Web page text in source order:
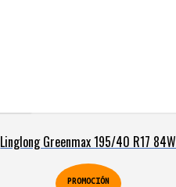
Linglong Greenmax 195/40 R17 84W
PROMOCIÓN